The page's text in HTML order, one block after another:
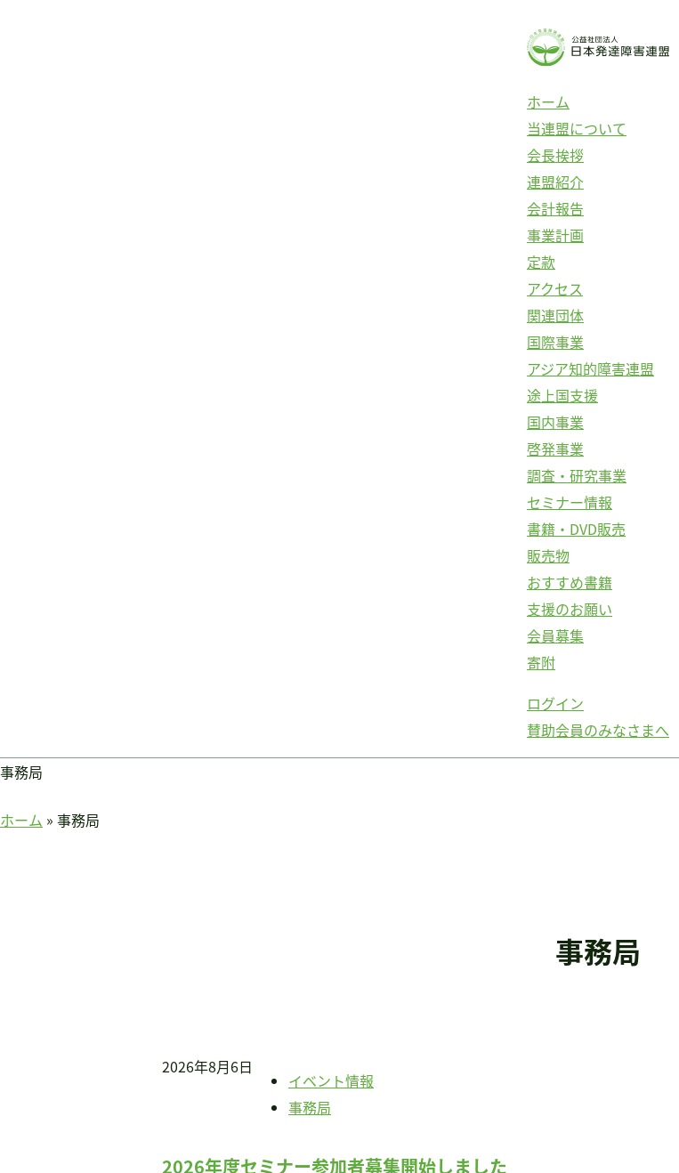
ホーム
当連盟について
会長挨拶
連盟紹介
会計報告
事業計画
定款
アクセス
関連団体
国際事業
アジア知的障害連盟
途上国支援
国内事業
啓発事業
調査・研究事業
セミナー情報
書籍・DVD販売
販売物
おすすめ書籍
支援のお願い
会員募集
寄附
ログイン
賛助会員のみなさまへ
事務局
ホーム » 事務局
事務局
2026年8月6日
イベント情報
事務局
2026年度セミナー参加者募集開始しました
アジア知的障害連盟
途上国支援
調査・研究事業